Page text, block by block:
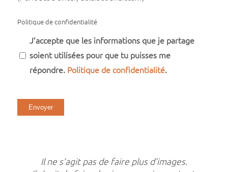
Politique de confidentialité
J’accepte que les informations que je partage
soient utilisées pour que tu puisses me
répondre. Politique de confidentialité.
Envoyer
Il ne s’agit pas de faire plus d’images.